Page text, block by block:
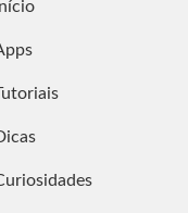
Início